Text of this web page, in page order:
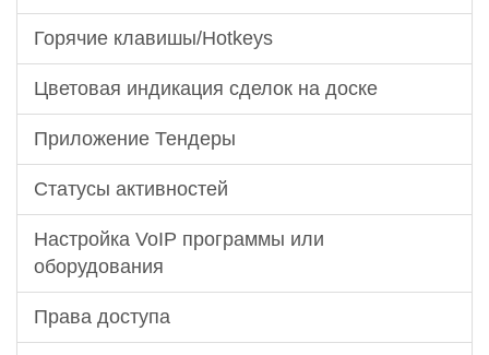
Горячие клавишы/Hotkeys
Цветовая индикация сделок на доске
Приложение Тендеры
Статусы активностей
Настройка VoIP программы или
оборудования
Права доступа